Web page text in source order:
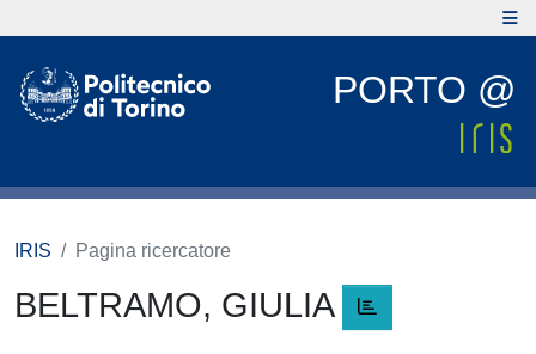
PORTO @
IRIS Pagina ricercatore
BELTRAMO, GIULIA